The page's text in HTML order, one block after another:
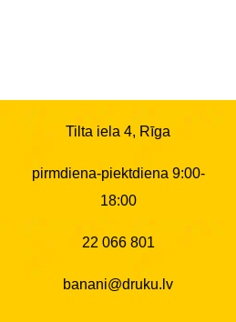
Tilta iela 4, Rīga
pirmdiena-piektdiena 9:00-
18:00
22 066 801
banani@druku.lv